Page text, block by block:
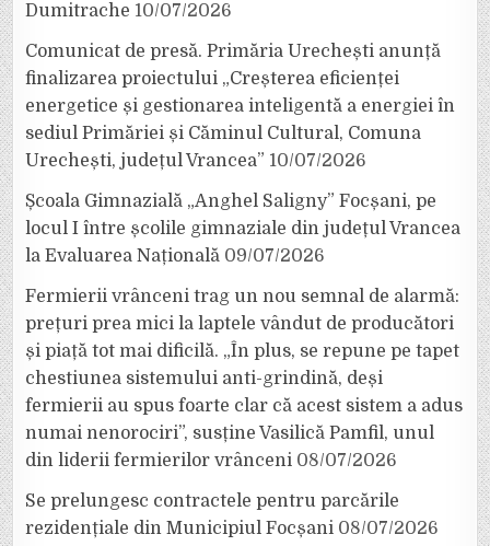
Dumitrache 10/07/2026
Comunicat de presă. Primăria Urechești anunță
finalizarea proiectului „Creșterea eficienței
energetice și gestionarea inteligentă a energiei în
sediul Primăriei și Căminul Cultural, Comuna
Urechești, județul Vrancea” 10/07/2026
Școala Gimnazială „Anghel Saligny” Focșani, pe
locul I între școlile gimnaziale din județul Vrancea
la Evaluarea Națională 09/07/2026
Fermierii vrânceni trag un nou semnal de alarmă:
prețuri prea mici la laptele vândut de producători
și piață tot mai dificilă. „În plus, se repune pe tapet
chestiunea sistemului anti-grindină, deși
fermierii au spus foarte clar că acest sistem a adus
numai nenorociri”, susține Vasilică Pamfil, unul
din liderii fermierilor vrânceni 08/07/2026
Se prelungesc contractele pentru parcările
rezidențiale din Municipiul Focșani 08/07/2026